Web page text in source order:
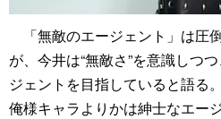
「無敵のエージェント」は圧
が、今井は“無敵さ”を意識しつ
ジェントを目指していると語る
俺様キャラよりかは紳士なエー